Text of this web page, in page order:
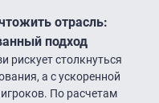
отрасль:
подход
рискует столкнуться
а с ускоренной
По расчетам